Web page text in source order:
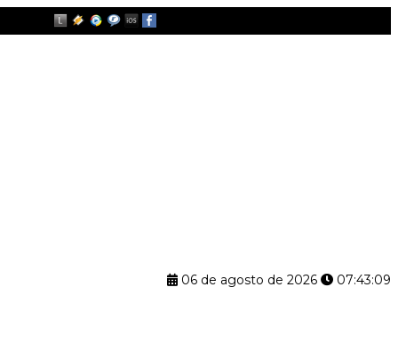
06 de agosto de 2026 07:43:10